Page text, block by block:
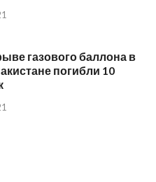
газового баллона в
погибли 10